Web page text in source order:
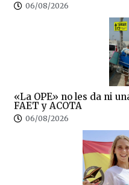
06/08/2026
«La OPE» no les da ni
FAET y ACOTA
06/08/2026